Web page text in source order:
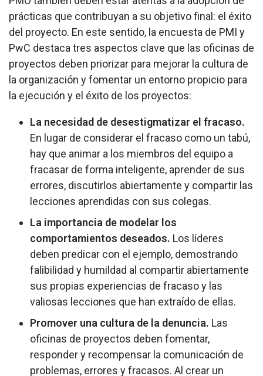
prácticas que contribuyan a su objetivo final: el éxito
del proyecto. En este sentido, la encuesta de PMI y
PwC destaca tres aspectos clave que las oficinas de
proyectos deben priorizar para mejorar la cultura de
la organización y fomentar un entorno propicio para
la ejecución y el éxito de los proyectos:
La necesidad de desestigmatizar el fracaso.
En lugar de considerar el fracaso como un tabú,
hay que animar a los miembros del equipo a
fracasar de forma inteligente, aprender de sus
errores, discutirlos abiertamente y compartir las
lecciones aprendidas con sus colegas.
La importancia de modelar los
comportamientos deseados. Los líderes
deben predicar con el ejemplo, demostrando
falibilidad y humildad al compartir abiertamente
sus propias experiencias de fracaso y las
valiosas lecciones que han extraído de ellas.
Promover una cultura de la denuncia. Las
oficinas de proyectos deben fomentar,
responder y recompensar la comunicación de
problemas, errores y fracasos. Al crear un